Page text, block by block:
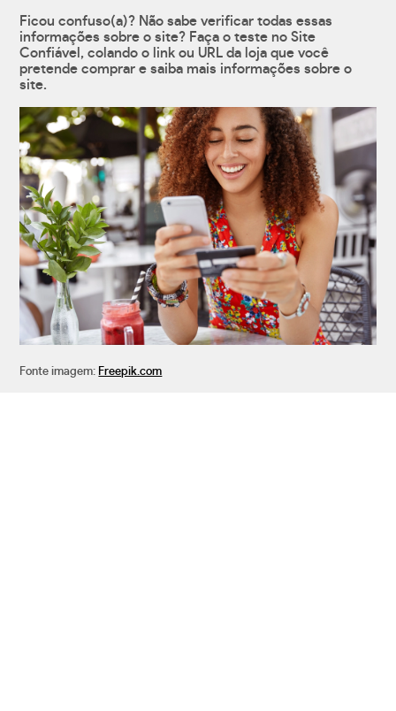
Ficou confuso(a)? Não sabe verificar todas essas
informações sobre o site? Faça o teste no Site
Confiável, colando o link ou URL da loja que você
pretende comprar e saiba mais informações sobre o
site.
Fonte imagem: Freepik.com